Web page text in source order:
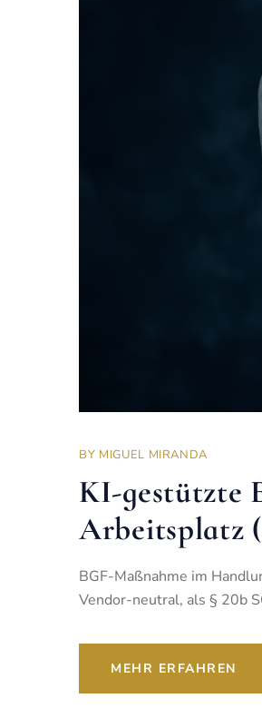
BY MIGUEL MIRANDA
KI-gestützte
Arbeitsplatz
BGF-Maßnahme im
Vendor-neutral, als § 20b
MEHR ERFAHREN